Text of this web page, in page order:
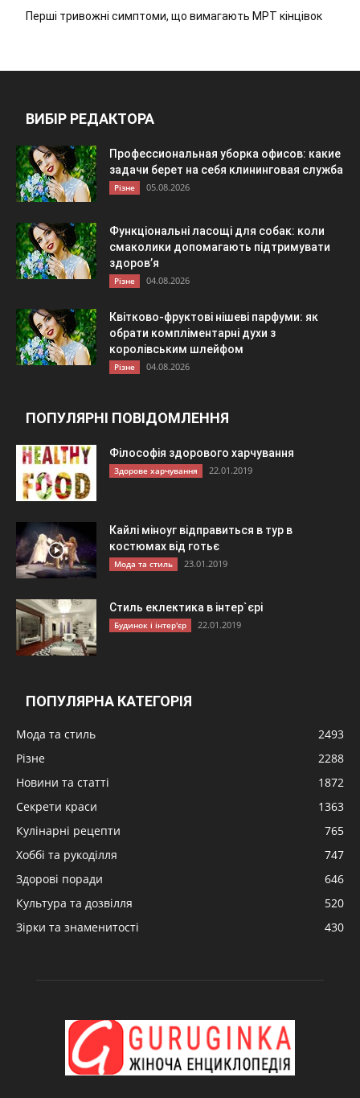
Перші тривожні симптоми, що вимагають МРТ кінцівок
ВИБІР РЕДАКТОРА
Профессиональная уборка офисов: какие
задачи берет на себя клининговая служба
Різне 05.08.2026
Функціональні ласощі для собак: коли
смаколики допомагають підтримувати
здоров’я
Різне 04.08.2026
Квітково-фруктові нішеві парфуми: як
обрати компліментарні духи з
королівським шлейфом
Різне 04.08.2026
ПОПУЛЯРНІ ПОВІДОМЛЕННЯ
Філософія здорового харчування
Здорове харчування 22.01.2019
Кайлі міноуг відправиться в тур в
костюмах від готьє
Мода та стиль 23.01.2019
Стиль еклектика в інтер`єрі
Будинок і інтер'єр 22.01.2019
ПОПУЛЯРНА КАТЕГОРІЯ
Мода та стиль
2493
Різне
2288
Новини та статті
1872
Секрети краси
1363
Кулінарні рецепти
765
Хоббі та рукоділля
747
Здорові поради
646
Культура та дозвілля
520
Зірки та знаменитості
430